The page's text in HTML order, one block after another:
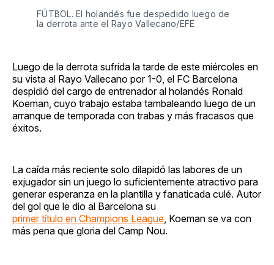
FÚTBOL. El holandés fue despedido luego de
la derrota ante el Rayo Vallecano/EFE
Luego de la derrota sufrida la tarde de este miércoles en
su vista al Rayo Vallecano por 1-0, el FC Barcelona
despidió del cargo de entrenador al holandés Ronald
Koeman, cuyo trabajo estaba tambaleando luego de un
arranque de temporada con trabas y más fracasos que
éxitos.
La caída más reciente solo dilapidó las labores de un
exjugador sin un juego lo suficientemente atractivo para
generar esperanza en la plantilla y fanaticada culé. Autor
del gol que le dio al Barcelona su
primer título en Champions League , Koeman se va con
más pena que gloria del Camp Nou.